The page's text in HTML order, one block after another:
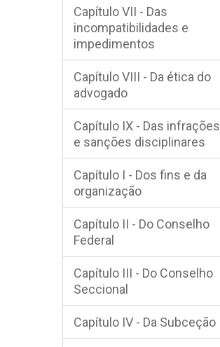
Capítulo VII - Das
incompatibilidades e
impedimentos
Capítulo VIII - Da ética do
advogado
Capítulo IX - Das infrações
e sanções disciplinares
Capítulo I - Dos fins e da
organização
Capítulo II - Do Conselho
Federal
Capítulo III - Do Conselho
Seccional
Capítulo IV - Da Subceção